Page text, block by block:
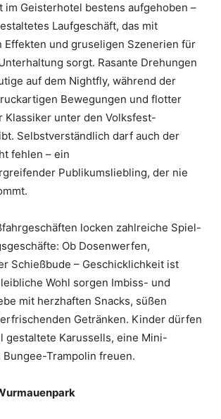
im Geisterhotel bestens aufgehoben –
Laufgeschäft, das mit
Effekten und gruseligen Szenerien für
sorgt. Rasante Drehungen
auf dem Nightfly, während der
Bewegungen und flotter
Klassiker unter den Volksfest-
Selbstverständlich darf auch der
fehlen – ein
Publikumsliebling, der nie
locken zahlreiche Spiel-
Ob Dosenwerfen,
Schießbude – Geschicklichkeit ist
Wohl sorgen Imbiss- und
mit herzhaften Snacks, süßen
Getränken. Kinder dürfen
gestaltete Karussells, eine Mini-
Trampolin freuen.